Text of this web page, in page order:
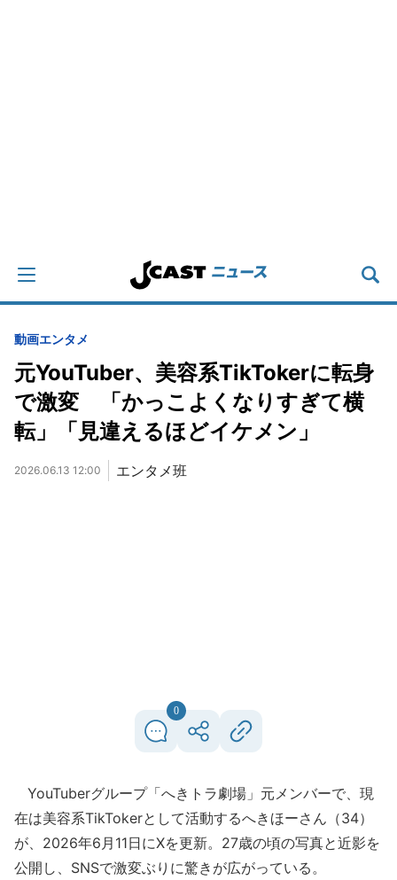
動画エンタメ
元YouTuber、美容系TikTokerに転身
で激変 「かっこよくなりすぎて横
転」「見違えるほどイケメン」
2026.06.13 12:00 エンタメ班
0
YouTuberグループ「へきトラ劇場」元メンバーで、現
在は美容系TikTokerとして活動するへきほーさん（34）
が、2026年6月11日にXを更新。27歳の頃の写真と近影を
公開し、SNSで激変ぶりに驚きが広がっている。